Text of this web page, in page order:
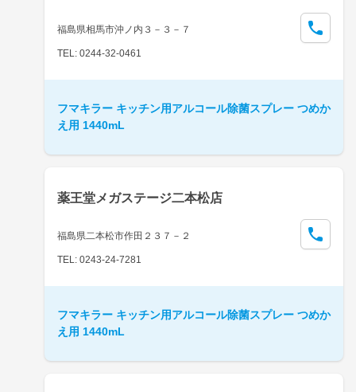
福島県相馬市沖ノ内３－３－７
TEL: 0244-32-0461
フマキラー キッチン用アルコール除菌スプレー つめか
え用 1440mL
薬王堂メガステージ二本松店
福島県二本松市作田２３７－２
TEL: 0243-24-7281
フマキラー キッチン用アルコール除菌スプレー つめか
え用 1440mL